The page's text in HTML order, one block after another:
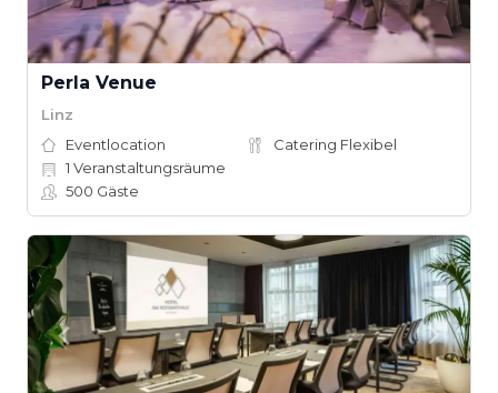
Perla Venue
Linz
Eventlocation
Catering Flexibel
1 Veranstaltungsräume
500 Gäste